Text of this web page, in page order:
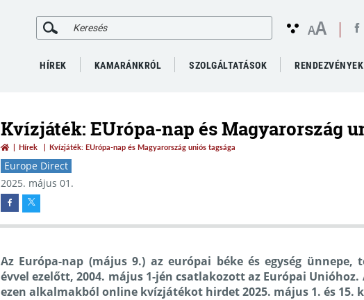
AA
HÍREK KAMARÁNKRÓL SZOLGÁLTATÁSOK RENDEZVÉNYEK
Kvízjáték: EUrópa-nap és Magyarország
Hírek Kvízjáték: EUrópa-nap és Magyarország uniós tagsága
Europe Direct
2025. május 01.
Az Európa-nap (május 9.) az európai béke és egység ünnepe,
évvel ezelőtt, 2004. május 1-jén csatlakozott az Európai Unióhoz.
ezen alkalmakból online kvízjátékot hirdet 2025. május 1. és 15.